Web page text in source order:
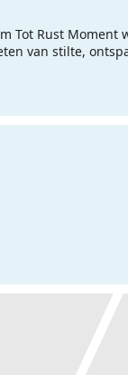
Tot Rust Moment
van stilte,